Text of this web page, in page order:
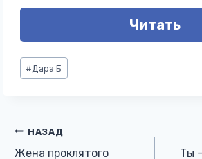
Читать
Метки
записи:
#Дара Б
Навигация
НАЗАД
Жена проклятого
Ты